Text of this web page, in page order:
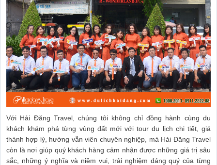
Với Hải Đăng Travel, chúng tôi không chỉ đồng hành cùng du
khách khám phá từng vùng đất mới với tour du lịch chi tiết, giá
thành hợp lý, hướng vẫn viên chuyên nghiệp, mà Hải Đăng Travel
còn là nơi giúp quý khách hàng cảm nhận được những giá trị sâu
sắc, những ý nghĩa và niềm vui, trải nghiệm đáng quý của từng